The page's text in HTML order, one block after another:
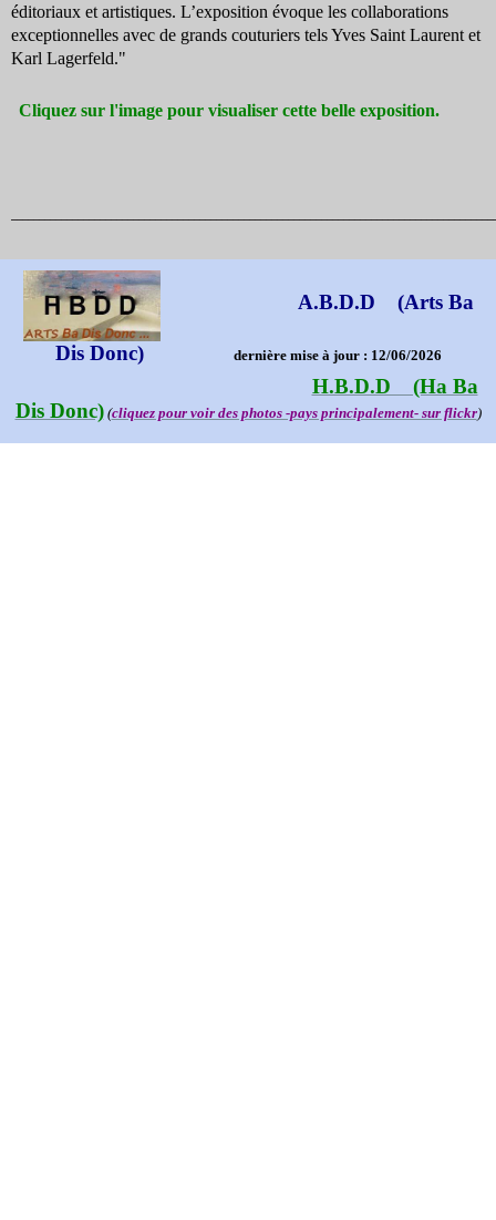
éditoriaux et artistiques. L’exposition évoque les collaborations
exceptionnelles avec de grands couturiers tels Yves Saint Laurent et
Karl Lagerfeld."
Cliquez sur l'image pour visualiser cette belle exposition.
A.B.D.D (Arts Ba
Dis Donc) dernière mise à jour : 12/06/2026
H.B.D.D (Ha Ba
Dis Donc)(cliquez pour voir des photos -pays principalement- sur flickr)